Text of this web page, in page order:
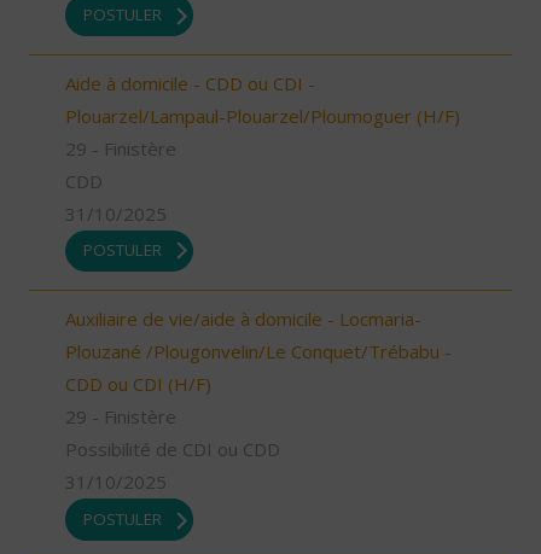
POSTULER
Aide à domicile - CDD ou CDI -
Plouarzel/Lampaul-Plouarzel/Ploumoguer (H/F)
29 - Finistère
CDD
31/10/2025
POSTULER
Auxiliaire de vie/aide à domicile - Locmaria-
Plouzané /Plougonvelin/Le Conquet/Trébabu -
CDD ou CDI (H/F)
29 - Finistère
Possibilité de CDI ou CDD
31/10/2025
POSTULER